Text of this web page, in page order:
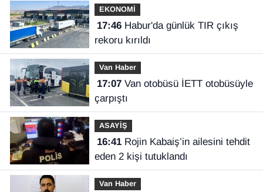
EKONOMİ
17:46Habur'da günlük TIR çıkış
rekoru kırıldı
Van Haber
17:07Van otobüsü İETT otobüsüyle
çarpıştı
ASAYİŞ
16:41Rojin Kabaiş’in ailesini tehdit
eden 2 kişi tutuklandı
Van Haber